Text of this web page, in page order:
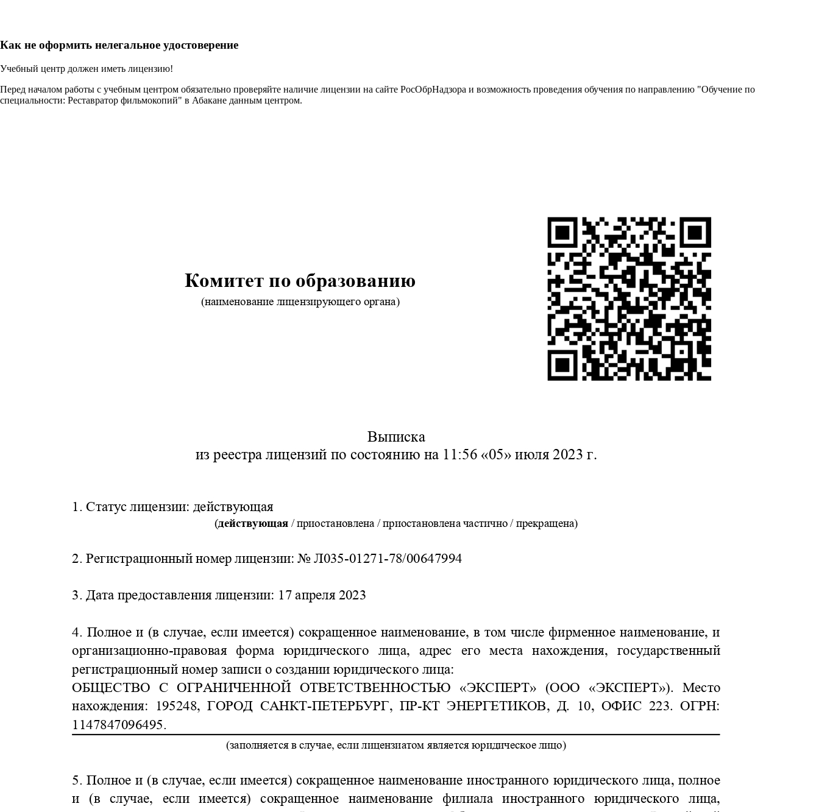
Как не оформить нелегальное удостоверение
Учебный центр должен иметь лицензию!
Перед началом работы с учебным центром обязательно проверяйте наличие лицензии на сайте РосОбрНадзора и возможность проведения обучения по направлению "Обучение по
специальности: Реставратор фильмокопий" в Абакане данным центром.